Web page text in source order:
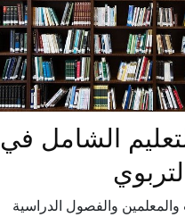
الشامل في
والمعلمين والفصول الدراسية